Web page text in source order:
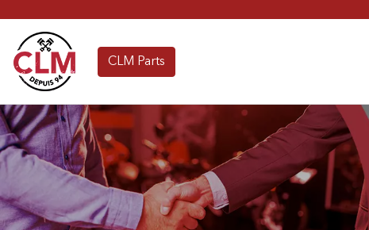
CLM Parts